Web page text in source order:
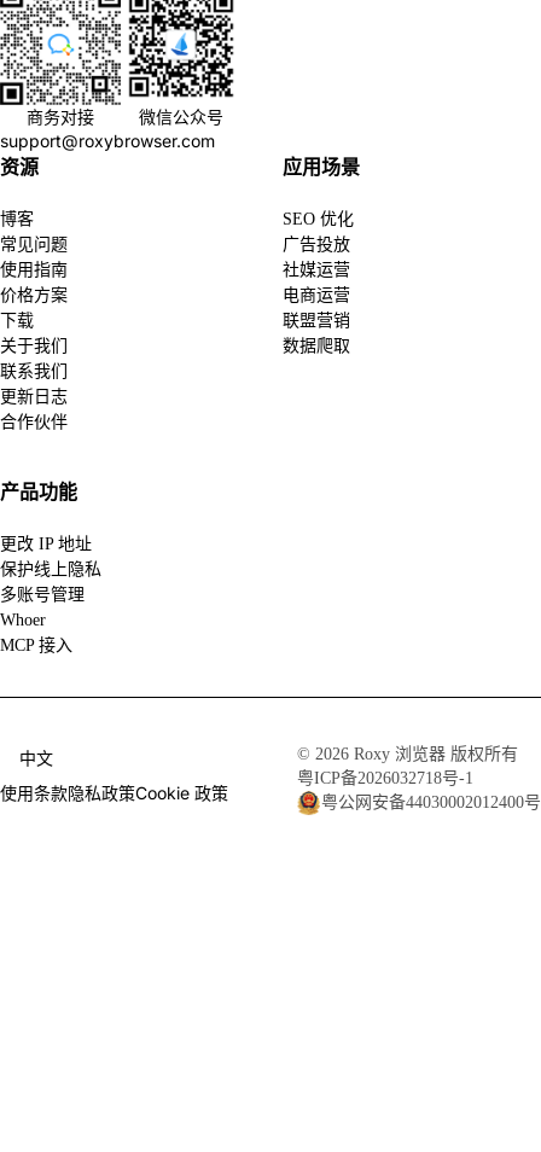
商务对接
微信公众号
support@roxybrowser.com
资源
博客
常见问题
使用指南
价格方案
下载
关于我们
联系我们
更新日志
合作伙伴
应用场景
SEO 优化
广告投放
社媒运营
电商运营
联盟营销
数据爬取
产品功能
更改 IP 地址
保护线上隐私
多账号管理
Whoer
MCP 接入
中文
使用条款隐私政策Cookie 政策
© 2026 Roxy 浏览器 版权所有
粤ICP备2026032718号-1
粤公网安备44030002012400号